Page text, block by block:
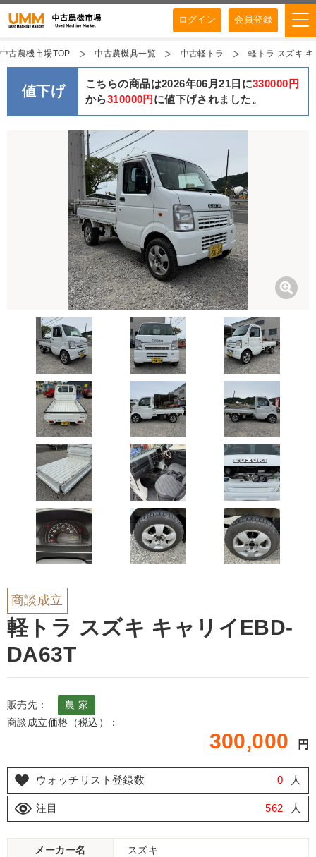
ログイン 会員登録
中古農機市場TOP 中古農機具一覧 中古軽トラ 軽トラ スズキ
値下げ こちらの商品は2026年06月21日に330000円
から310000円 に値下げされました。
商談成立
軽トラ スズキ キャリイEBD-
DA63T
販売先：
農 家
商談成立価格（税込）：
300,000 円
ウォッチリスト登録数 0 人
注目 562 人
メーカー名 スズキ